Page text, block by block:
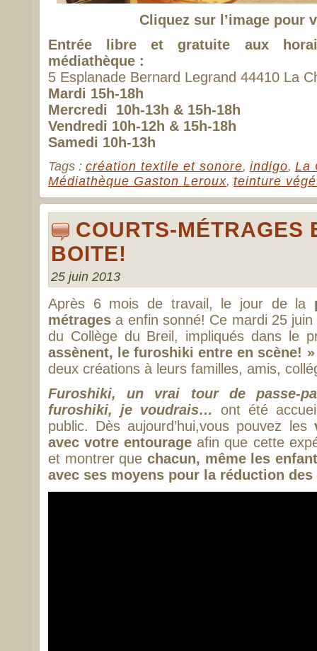
Cliquez sur l’image pour
Entrée libre et gratuite aux
médiathèque :
5 Esplanade Bernard Legrand 44410 La
Mardi 15h-18h
Mercredi 10h-13h & 15h-18h
Vendredi 10h-12h & 15h-18h
Samedi 10h-13h
Tags : création textile et sonore, indigo, La
Médiathèque Gaston Leroux, teinture
COURTS-MÉTRAGES
BOITE!
25 juin 2013
Après 6 mois de travail, le jour de la
métrages a enfin sonné! Ce mardi 25
du Collège du Breil, impliqués dans le
assènent, le furoshiki entre en scène! »
deux créations à leurs familles, amis,
Furoshiki, un vrai tour de passe-
furoshiki, je voudrais… ont été
public. Dès aujourd’hui,vous pouvez les
avec votre entourage afin que cette
et montrer que chacun, même les
avec ses moyens pour la réduction